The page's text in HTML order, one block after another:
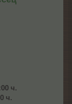
ч.
ч.